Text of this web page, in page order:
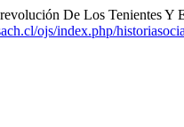
De Los Tenientes Y
ojs/index.php/